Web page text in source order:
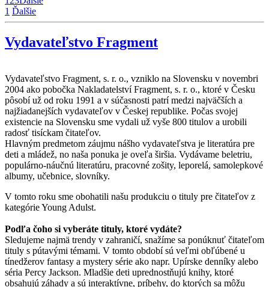
1 Ďalšie
Vydavateľstvo Fragment
Vydavateľstvo Fragment, s. r. o., vzniklo na Slovensku v novembri
2004 ako pobočka Nakladatelství Fragment, s. r. o., ktoré v Česku
pôsobí už od roku 1991 a v súčasnosti patrí medzi najväčších a
najžiadanejších vydavateľov v Českej republike. Počas svojej
existencie na Slovensku sme vydali už vyše 800 titulov a urobili
radosť tisíckam čitateľov.
Hlavným predmetom záujmu nášho vydavateľstva je literatúra pre
deti a mládež, no naša ponuka je oveľa širšia. Vydávame beletriu,
populárno-náučnú literatúru, pracovné zošity, leporelá, samolepkové
albumy, učebnice, slovníky.
V tomto roku sme obohatili našu produkciu o tituly pre čitateľov z
kategórie Young Adulst.
Podľa čoho si vyberáte tituly, ktoré vydáte?
Sledujeme najmä trendy v zahraničí, snažíme sa ponúknuť čitateľom
tituly s pútavými témami. V tomto období sú veľmi obľúbené u
tínedžerov fantasy a mystery série ako napr. Upírske denníky alebo
séria Percy Jackson. Mladšie deti uprednostňujú knihy, ktoré
obsahujú záhady a sú interaktívne, príbehy, do ktorých sa môžu